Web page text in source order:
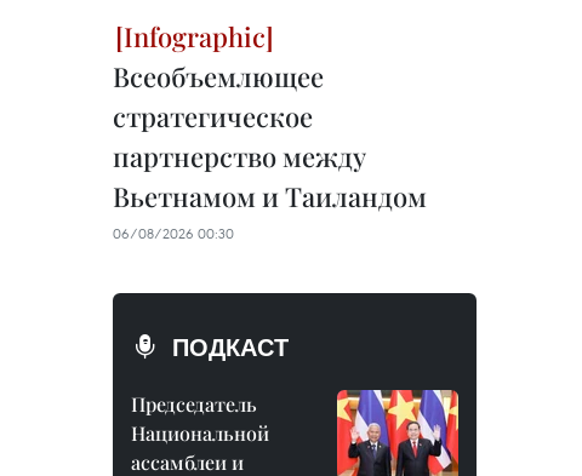
Всеобъемлющее
стратегическое
партнерство между
Вьетнамом и Таиландом
06/08/2026 00:30
ПОДКАСТ
Председатель
Национальной
ассамблеи и